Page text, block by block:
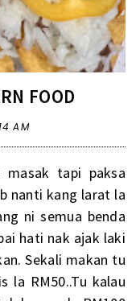
FOOD
AM
masak tapi paksa
nanti kang larat la
ni semua benda
hati nak ajak laki
Sekali makan tu
la RM50..Tu kalau